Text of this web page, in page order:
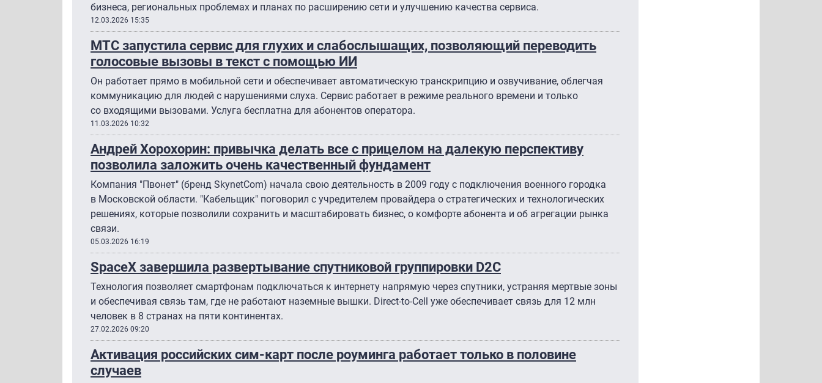
бизнеса, региональных проблемах и планах по расширению сети и улучшению качества сервиса.
12.03.2026 15:35
МТС запустила сервис для глухих и слабослышащих, позволяющий переводить
голосовые вызовы в текст с помощью ИИ
Он работает прямо в мобильной сети и обеспечивает автоматическую транскрипцию и озвучивание, облегчая
коммуникацию для людей с нарушениями слуха. Сервис работает в режиме реального времени и только
со входящими вызовами. Услуга бесплатна для абонентов оператора.
11.03.2026 10:32
Андрей Хорохорин: привычка делать все с прицелом на далекую перспективу
позволила заложить очень качественный фундамент
Компания "Пвонет" (бренд SkynetCom) начала свою деятельность в 2009 году с подключения военного городка
в Московской области. "Кабельщик" поговорил с учредителем провайдера о стратегических и технологических
решениях, которые позволили сохранить и масштабировать бизнес, о комфорте абонента и об агрегации рынка
связи.
05.03.2026 16:19
SpaceX завершила развертывание спутниковой группировки D2C
Технология позволяет смартфонам подключаться к интернету напрямую через спутники, устраняя мертвые зоны
и обеспечивая связь там, где не работают наземные вышки. Direct-to-Cell уже обеспечивает связь для 12 млн
человек в 8 странах на пяти континентах.
27.02.2026 09:20
Активация российских сим-карт после роуминга работает только в половине
случаев